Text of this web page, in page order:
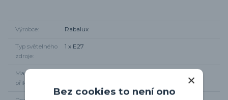
Výrobce Rabalux
Typ světelného
zdroje
1 x E27
Maximální
příkon
Bez cookies to není ono